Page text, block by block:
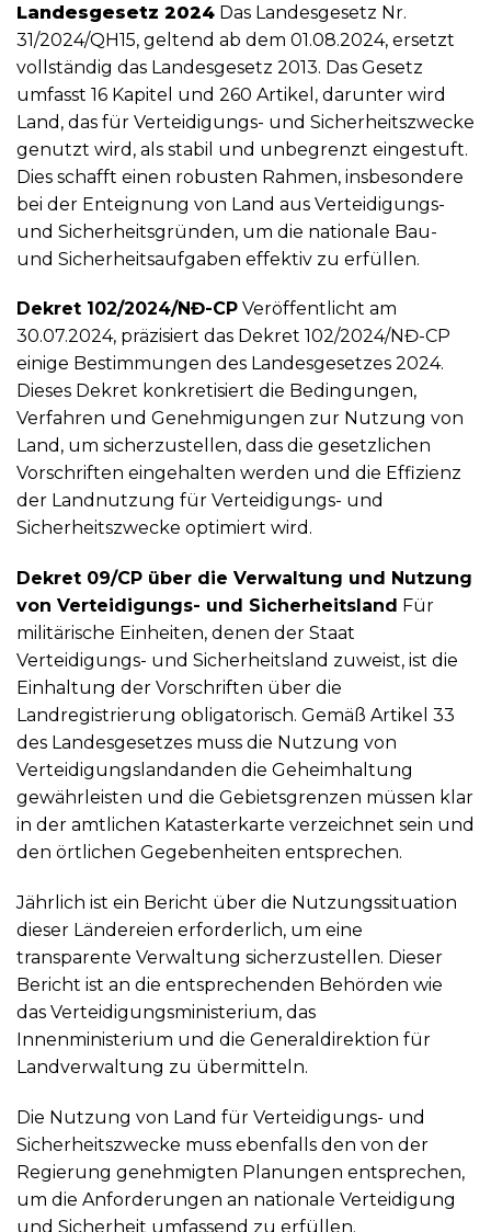
Landesgesetz 2024 Das Landesgesetz Nr.
31/2024/QH15, geltend ab dem 01.08.2024, ersetzt
vollständig das Landesgesetz 2013. Das Gesetz
umfasst 16 Kapitel und 260 Artikel, darunter wird
Land, das für Verteidigungs- und Sicherheitszwecke
genutzt wird, als stabil und unbegrenzt eingestuft.
Dies schafft einen robusten Rahmen, insbesondere
bei der Enteignung von Land aus Verteidigungs-
und Sicherheitsgründen, um die nationale Bau-
und Sicherheitsaufgaben effektiv zu erfüllen.
Dekret 102/2024/NĐ-CP Veröffentlicht am
30.07.2024, präzisiert das Dekret 102/2024/NĐ-CP
einige Bestimmungen des Landesgesetzes 2024.
Dieses Dekret konkretisiert die Bedingungen,
Verfahren und Genehmigungen zur Nutzung von
Land, um sicherzustellen, dass die gesetzlichen
Vorschriften eingehalten werden und die Effizienz
der Landnutzung für Verteidigungs- und
Sicherheitszwecke optimiert wird.
Dekret 09/CP über die Verwaltung und Nutzung
von Verteidigungs- und Sicherheitsland Für
militärische Einheiten, denen der Staat
Verteidigungs- und Sicherheitsland zuweist, ist die
Einhaltung der Vorschriften über die
Landregistrierung obligatorisch. Gemäß Artikel 33
des Landesgesetzes muss die Nutzung von
Verteidigungslandanden die Geheimhaltung
gewährleisten und die Gebietsgrenzen müssen klar
in der amtlichen Katasterkarte verzeichnet sein und
den örtlichen Gegebenheiten entsprechen.
Jährlich ist ein Bericht über die Nutzungssituation
dieser Ländereien erforderlich, um eine
transparente Verwaltung sicherzustellen. Dieser
Bericht ist an die entsprechenden Behörden wie
das Verteidigungsministerium, das
Innenministerium und die Generaldirektion für
Landverwaltung zu übermitteln.
Die Nutzung von Land für Verteidigungs- und
Sicherheitszwecke muss ebenfalls den von der
Regierung genehmigten Planungen entsprechen,
um die Anforderungen an nationale Verteidigung
und Sicherheit umfassend zu erfüllen.